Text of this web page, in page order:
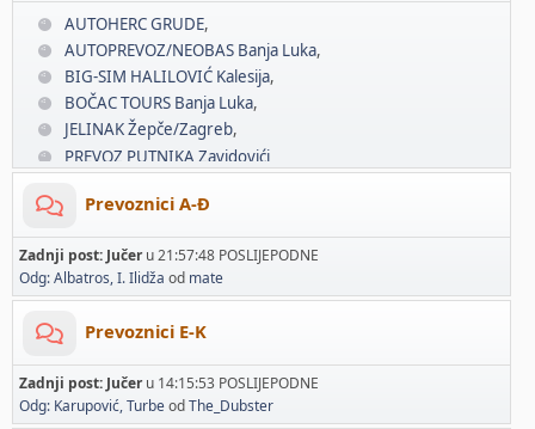
AUTOHERC GRUDE
AUTOPREVOZ/NEOBAS Banja Luka
BIG-SIM HALILOVIĆ Kalesija
BOČAC TOURS Banja Luka
JELINAK Žepče/Zagreb
PREVOZ PUTNIKA Zavidovići
Prevoznici A-Đ
Zadnji post: Jučeru 21:57:48 POSLIJEPODNE
Odg: Albatros, I. Ilidža od mate
Prevoznici E-K
Zadnji post: Jučeru 14:15:53 POSLIJEPODNE
Odg: Karupović, TurbeodThe_Dubster